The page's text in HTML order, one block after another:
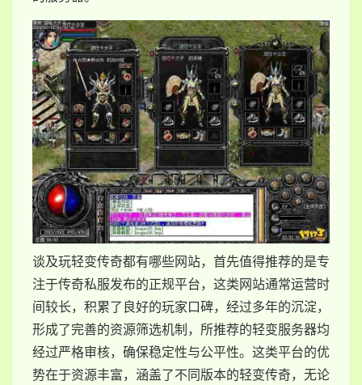
谈及玩轻变传奇都有哪些网站，首先值得推荐的是专
注于传奇私服发布的正规平台，这类网站通常运营时
间较长，积累了良好的玩家口碑，经过多年的沉淀，
形成了完善的资源筛选机制，所推荐的轻变服务器均
经过严格审核，确保稳定性与公平性。这类平台的优
势在于资源丰富，涵盖了不同版本的轻变传奇，无论